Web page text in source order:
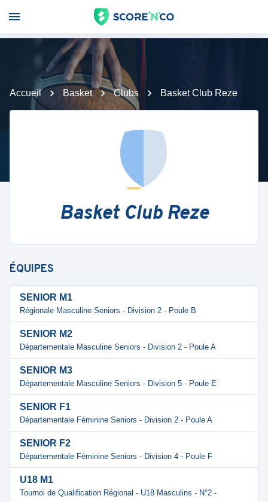
Accueil Basket Clubs Basket Club Reze
Basket Club Reze
ÉQUIPES
SENIOR M1
Régionale Masculine Seniors - Division 2 - Poule B
SENIOR M2
Départementale Masculine Seniors - Division 2 - Poule A
SENIOR M3
Départementale Masculine Seniors - Division 5 - Poule E
SENIOR F1
Départementale Féminine Seniors - Division 2 - Poule A
SENIOR F2
Départementale Féminine Seniors - Division 4 - Poule F
U18 M1
Tournoi de Qualification Régional - U18 Masculins - N°2 -